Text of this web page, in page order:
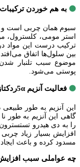
🟤 به هم خوردن
سبوم همان چربی است و
استر مومی،
ترکیب درست این مواد
بین سلول‌ها اتفاق
موضوع سبب تلنبار
پوستی می‌شود.
🟤 فعالیت آنزیم 5αردکتاز:
این آنزیم به طور
گاهی این آنزیم به طور
را به دی هیدرو
افزایش بسیار زیاد
مسدود کرده و باعث
چه عواملی سبب